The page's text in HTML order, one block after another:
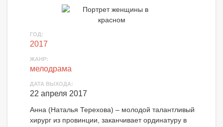
ГОД:
2017
ЖАНР:
мелодрама
ДАТА ВЫХОДА:
22 апреля 2017
Анна (Наталья Терехова) – молодой талантливый
хирург из провинции, заканчивает ординатуру в